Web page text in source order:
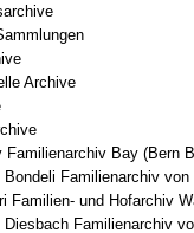
Archive
Familienarchiv Bay (Bern
Bondeli Familienarchiv
Familien- und Hofarchiv
Diesbach Familienarchiv